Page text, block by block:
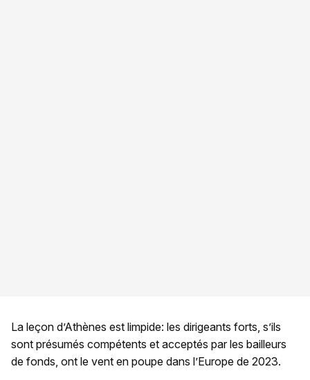
La leçon d’Athènes est limpide: les dirigeants forts, s’ils
sont présumés compétents et acceptés par les bailleurs
de fonds, ont le vent en poupe dans l’Europe de 2023.